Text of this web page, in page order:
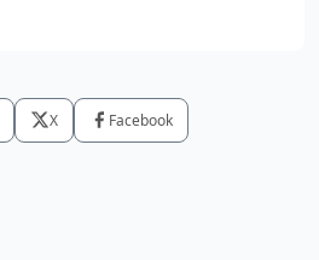
X Facebook